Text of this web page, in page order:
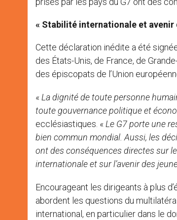
« Stabilité internationale et avenir
Cette déclaration inédite a été
des États-Unis, de France, de
des épiscopats de l’Union
« La dignité de toute personne
toute gouvernance politique et
ecclésiastiques. « Le G7 porte une
bien commun mondial. Aussi, les
ont des conséquences directes sur
internationale et sur l’avenir des
Encourageant les dirigeants à plus
abordent les questions du
international, en particulier dans le